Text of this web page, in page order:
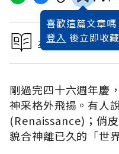
喜歡這篇文章嗎
登入 後立即收
本文出自 1991 /
剛過完四十六週年慶
神采格外飛揚。有人
(Renaissance)；俏
貌合神離已久的「世